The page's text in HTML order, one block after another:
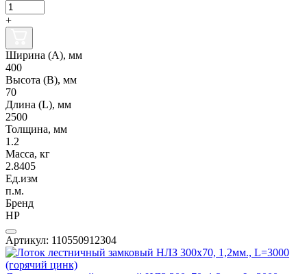
+
Ширина (А), мм
400
Высота (В), мм
70
Длина (L), мм
2500
Толщина, мм
1.2
Масса, кг
2.8405
Ед.изм
п.м.
Бренд
НР
Артикул: 110550912304